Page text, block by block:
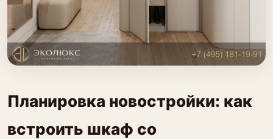
Планировка новостройки: как
встроить шкаф со